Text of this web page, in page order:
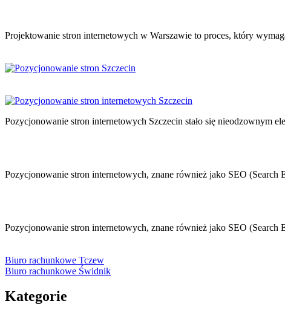
Projektowanie stron internetowych w Warszawie to proces, który
Pozycjonowanie stron internetowych Szczecin stało się nieodzownym
Pozycjonowanie stron internetowych, znane również jako SEO
Pozycjonowanie stron internetowych, znane również jako SEO
wpisu
Biuro rachunkowe Tczew
Biuro rachunkowe Świdnik
Kategorie